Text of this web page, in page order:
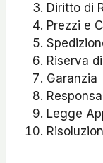
Diritto di
Prezzi e
Riserva
Garanzia
Legge